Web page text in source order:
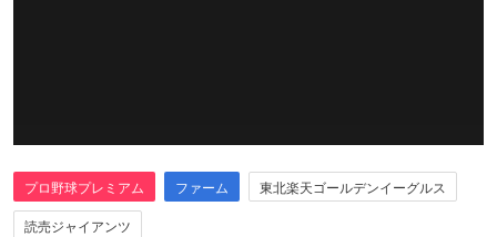
プロ野球プレミアム ファーム
東北楽天ゴールデンイーグルス
読売ジャイアンツ